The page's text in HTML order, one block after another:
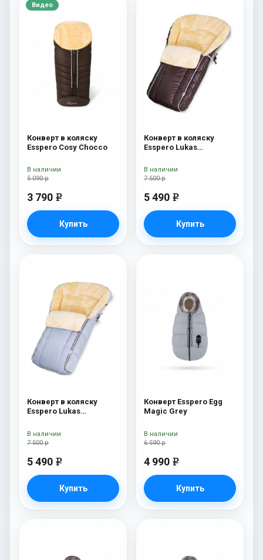
Видео
Конверт в коляску
Esspero Cosy Chocco
5 090 р
3 790 e
Купить
В наличии
Конверт в коляску
Esspero Lukas
шерсть) Chocolat
7 500 р
5 490 e
Купить
В наличии
Конверт в коляску
Esspero Lukas
шерсть) Blue Mountain
7 500 р
5 490 e
Купить
В наличии
Конверт Esspero Egg
Magic Grey
6 590 р
4 990 e
Купить
В наличии